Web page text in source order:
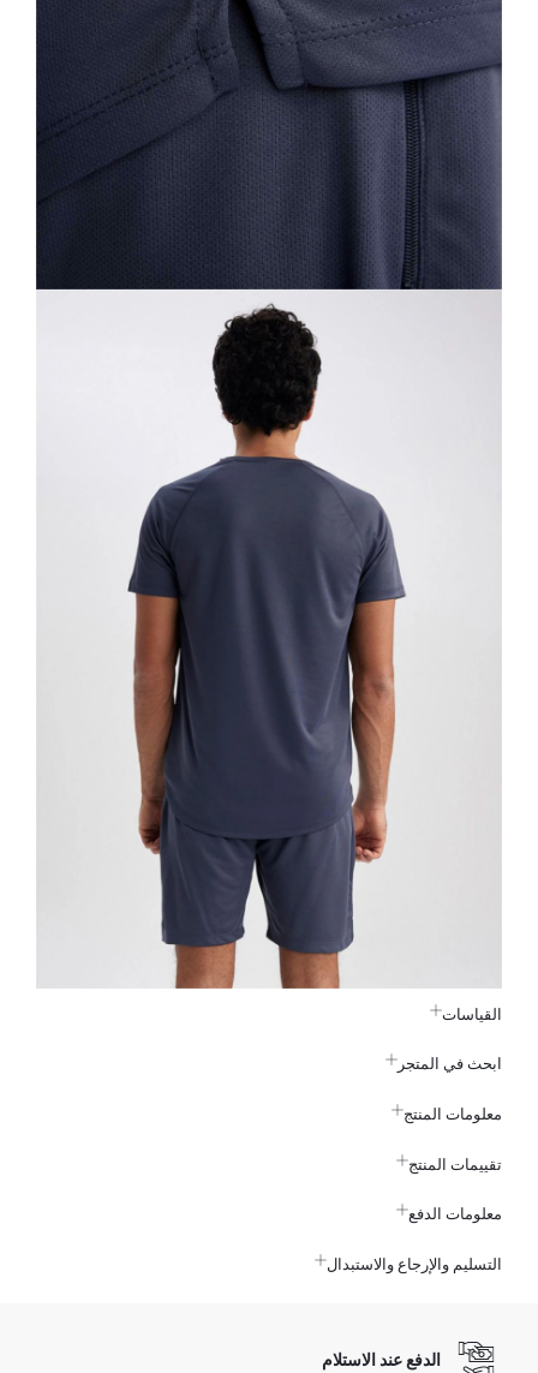
القياسات
ابحث في المتجر
معلومات المنتج
تقييمات المنتج
معلومات الدفع
التسليم والإرجاع والاستبدال
الدفع عند الاستلام